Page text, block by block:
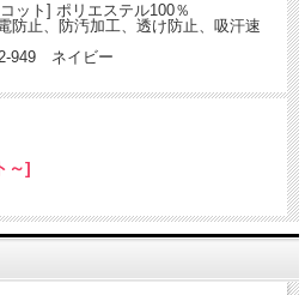
ット] ポリエステル100％
防止、防汚加工、透け防止、吸汗速
949 ネイビー
～]